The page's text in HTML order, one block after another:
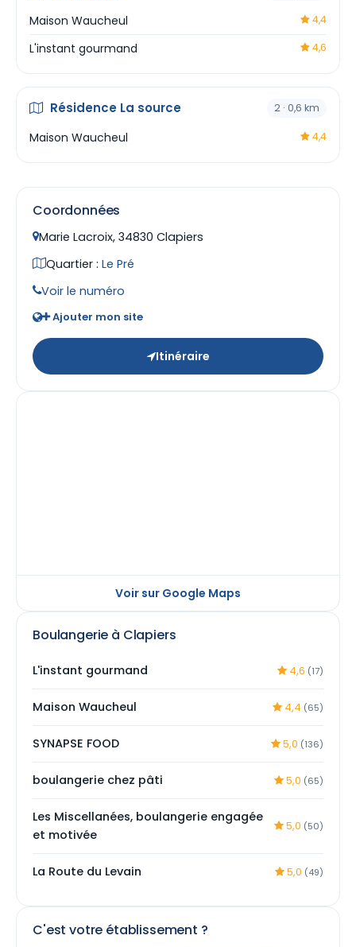
Maison Waucheul 4,4
L'instant gourmand 4,6
Résidence La source 2 · 0,6 km
Maison Waucheul 4,4
Coordonnées
Marie Lacroix, 34830 Clapiers
Quartier : Le Pré
Voir le numéro
Ajouter mon site
Itinéraire
Voir sur Google Maps
Boulangerie à Clapiers
L'instant gourmand 4,6 (17)
Maison Waucheul 4,4 (65)
SYNAPSE FOOD 5,0 (136)
boulangerie chez pâti 5,0 (65)
Les Miscellanées, boulangerie engagée
et motivée
5,0 (50)
La Route du Levain 5,0 (49)
C'est votre établissement ?